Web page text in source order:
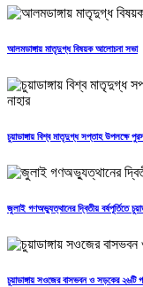
আলমডাঙ্গায় মাতৃদুগ্ধ বিষয়ক আলোচনা সভা
চুয়াডাঙ্গায় বিশ্ব মাতৃদুগ্ধ সপ্তাহ উপলক্ষে
জুলাই গণঅভ্যুত্থানের দ্বিতীয় বর্ষপূর্তিতে
চুয়াডাঙ্গায় সওজের বাসভবন ও সড়কের ২৬টি